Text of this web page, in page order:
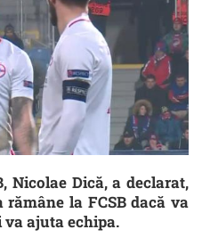
Nicolae Dică, a declarat,
la FCSB dacă va
ajuta echipa.